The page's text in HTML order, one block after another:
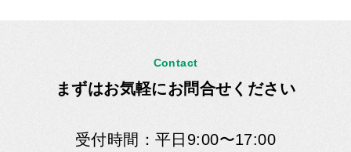
Contact
まずはお気軽にお問合せください
受付時間：平日9:00〜17:00